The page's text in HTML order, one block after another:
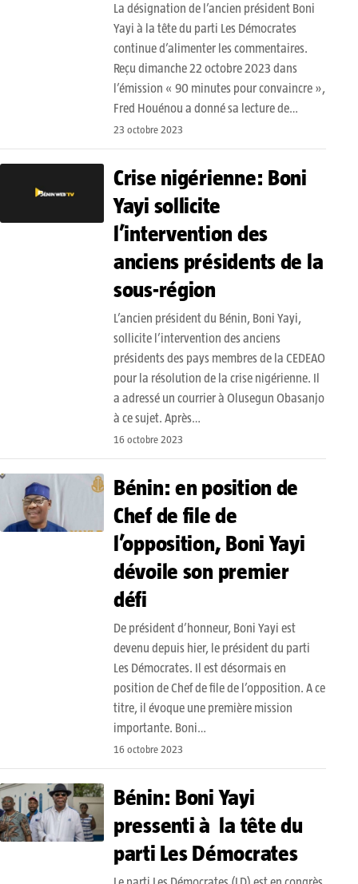
La désignation de l’ancien président Boni
Yayi à la tête du parti Les Démocrates
continue d’alimenter les commentaires.
Reçu dimanche 22 octobre 2023 dans
l’émission « 90 minutes pour convaincre »,
Fred Houénou a donné sa lecture de…
23 octobre 2023
Crise nigérienne: Boni
Yayi sollicite
l’intervention des
anciens présidents de la
sous-région
L’ancien président du Bénin, Boni Yayi,
sollicite l’intervention des anciens
présidents des pays membres de la CEDEAO
pour la résolution de la crise nigérienne. Il
a adressé un courrier à Olusegun Obasanjo
à ce sujet. Après…
16 octobre 2023
Bénin: en position de
Chef de file de
l’opposition, Boni Yayi
dévoile son premier
défi
De président d’honneur, Boni Yayi est
devenu depuis hier, le président du parti
Les Démocrates. Il est désormais en
position de Chef de file de l’opposition. A ce
titre, il évoque une première mission
importante. Boni…
16 octobre 2023
Bénin: Boni Yayi
pressenti à la tête du
parti Les Démocrates